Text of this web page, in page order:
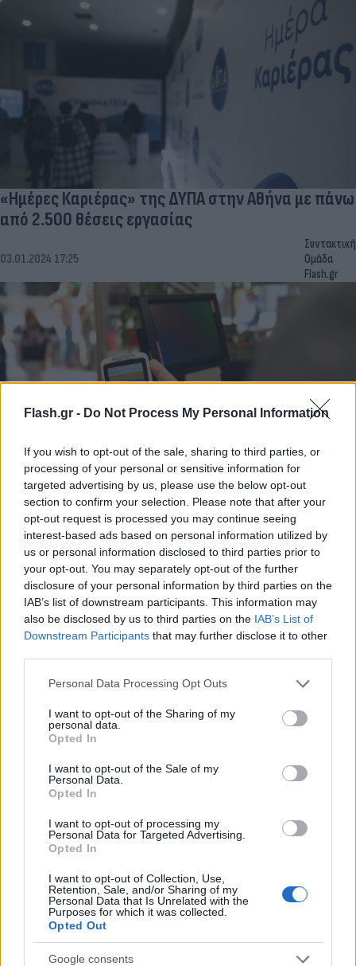
Flash.gr - Do Not Process My Personal Information
If you wish to opt-out of the sale, sharing to third parties, or
processing of your personal or sensitive information for
targeted advertising by us, please use the below opt-out
section to confirm your selection. Please note that after your
opt-out request is processed you may continue seeing
interest-based ads based on personal information utilized by
us or personal information disclosed to third parties prior to
your opt-out. You may separately opt-out of the further
disclosure of your personal information by third parties on the
IAB’s list of downstream participants. This information may
also be disclosed by us to third parties on the IAB’s List of
Downstream Participants that may further disclose it to other
Please note that this website/app uses one or more Google
not limited to your visit or usage behaviour. You may click to
grant or deny consent to Google and its third-party tags to
use your data for below specified purposes in below Google
consent section.
Personal Data Processing Opt Outs
I want to opt-out of the Sharing of my
personal data.
Opted In
I want to opt-out of the Sale of my
Personal Data.
Opted In
I want to opt-out of processing my
Personal Data for Targeted Advertising.
Opted In
I want to opt-out of Collection, Use,
Retention, Sale, and/or Sharing of my
Personal Data that Is Unrelated with the
Purposes for which it was collected.
Opted Out
Google consents
«Ημέρες Καριέρας» της ΔΥΠΑ στην Αθήνα με πάνω
από 2.500 θέσεις εργασίας
03.01.2024 17:25
Συντακτική
Ομάδα
Flash.gr
Ψηφιακή κάρτα εργασίας: Σε αυτές τις
επιχειρήσεις επεκτείνεται από 1η Ιανουαρίου
29.12.2023 15:52
Συντακτική
Ομάδα
Έτσι θα δείξεις ότι είσαι ο ηγέτης στον
εργασιακό σου χώρο
28.12.2023 20:07